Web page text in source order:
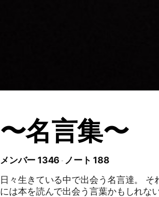
〜名言集〜
メンバー 1346
ノート 188
日々生きている中で出会う名言達。 それは人の言葉かも知れない。 時
には本を読んで出会う言葉かもしれない。 ただ皆さんにもきっと忘